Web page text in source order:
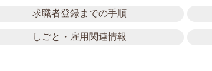
求職者登録までの手順
しごと・雇用関連情報